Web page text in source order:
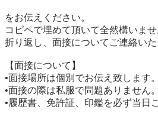
をお伝えください。
コピペで埋めて頂いて全然構いませ
折り返し、面接についてご連絡いた
【面接について】
•面接場所は個別でお伝え致します。
•面接の際は私服で問題ありません。
•履歴書、免許証、印鑑を必ず当日